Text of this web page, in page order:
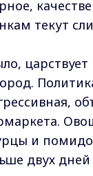
текут
и
двух дней